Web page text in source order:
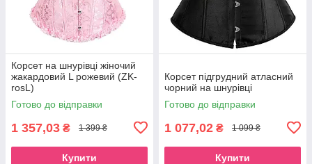
Корсет на шнурівці жіночий
жакардовий L рожевий (ZK-
rosL)
Готово до відправки
1 357,03 ₴ 1 399 ₴
Купити
Корсет підгрудний атласний
чорний на шнурівці
Готово до відправки
1 077,02 ₴ 1 099 ₴
Купити